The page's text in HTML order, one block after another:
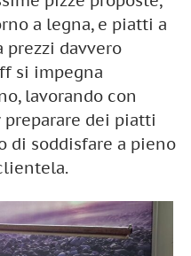
a legna, e piatti a
prezzi davvero
si impegna
lavorando con
dei piatti
di soddisfare a pieno